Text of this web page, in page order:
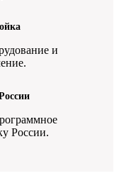
и
России.